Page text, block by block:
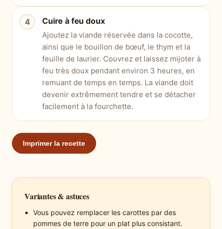
Cuire à feu doux
Ajoutez la viande réservée dans la cocotte,
ainsi que le bouillon de bœuf, le thym et la
feuille de laurier. Couvrez et laissez mijoter à
feu très doux pendant environ 3 heures, en
remuant de temps en temps. La viande doit
devenir extrêmement tendre et se détacher
facilement à la fourchette.
Imprimer la recette
Variantes & astuces
Vous pouvez remplacer les carottes par des
pommes de terre pour un plat plus consistant.